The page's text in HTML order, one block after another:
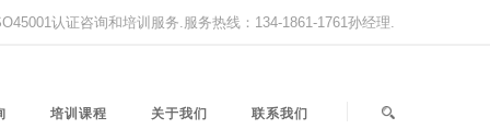
认证咨询和培训服务.服务热线：134-1861-1761孙经理.
培训课程 关于我们 联系我们